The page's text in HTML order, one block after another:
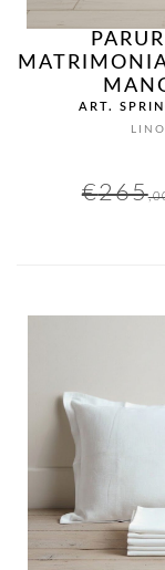
ART.
€265